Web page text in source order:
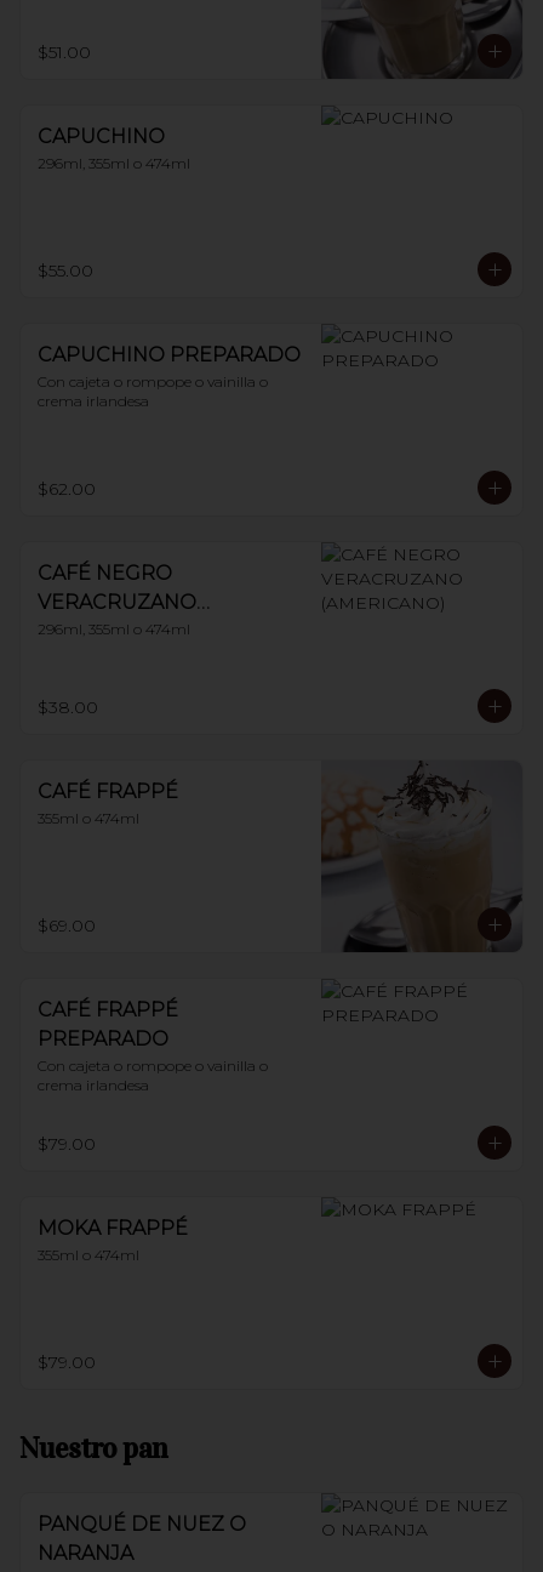
$51.00
CAPUCHINO
296ml, 355ml o 474ml
$55.00
CAPUCHINO PREPARADO
Con cajeta o rompope o vainilla o
crema irlandesa
$62.00
CAFÉ NEGRO
VERACRUZANO
(AMERICANO)
296ml, 355ml o 474ml
$38.00
CAFÉ FRAPPÉ
355ml o 474ml
$69.00
CAFÉ FRAPPÉ
PREPARADO
Con cajeta o rompope o vainilla o
crema irlandesa
$79.00
MOKA FRAPPÉ
355ml o 474ml
$79.00
Nuestro pan
PANQUÉ DE NUEZ O
NARANJA